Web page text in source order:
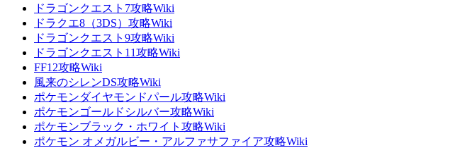
ドラゴンクエスト7攻略Wiki
ドラクエ8（3DS）攻略Wiki
ドラゴンクエスト9攻略Wiki
ドラゴンクエスト11攻略Wiki
FF12攻略Wiki
風来のシレンDS攻略Wiki
ポケモンダイヤモンドパール攻略Wiki
ポケモンゴールドシルバー攻略Wiki
ポケモンブラック・ホワイト攻略Wiki
ポケモン オメガルビー・アルファサファイア攻略Wiki